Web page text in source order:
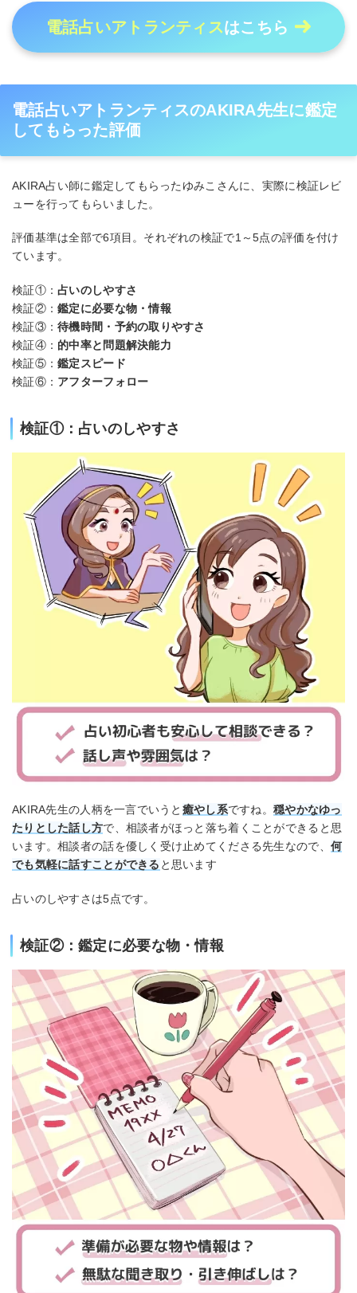
電話占いアトランティスはこちら
電話占いアトランティスのAKIRA先生に鑑定
してもらった評価
AKIRA占い師に鑑定してもらったゆみこさんに、実際に検証レビ
ューを行ってもらいました。
評価基準は全部で6項目。それぞれの検証で1～5点の評価を付け
ています。
検証①：占いのしやすさ
検証②：鑑定に必要な物・情報
検証③：待機時間・予約の取りやすさ
検証④： 的中率と問題解決能力
検証⑤：鑑定スピード
検証⑥： アフターフォロー
検証①：占いのしやすさ
AKIRA先生の人柄を一言でいうと 癒やし系ですね。穏やかなゆっ
たりとした話し方で、相談者がほっと落ち着くことができると思
います。相談者の話を優しく受け止めてくださる先生なので、 何
でも気軽に話すことができる と思います
占いのしやすさは5点です。
検証②：鑑定に必要な物・情報